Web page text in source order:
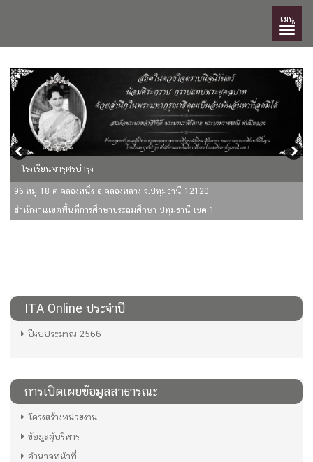
เมนู
โรงเรียนจารุศรบำรุง
96 หมู่ 18 ต.คลองหนึ่ง อ.คลองหลวง จ.ปทุมธานี 12120
สำนักงานเขตพื้นที่การศึกษาประถมศึกษา ปทุมธานี เขต 1
ITA Online ประจำปี
ปีงบประมาณ 2566
การเปิดเผยข้อมูลสาธารณะ
โครงสร้างหน่วยงาน
ข้อมูลผู้บริหาร
อำนาจหน้าที่